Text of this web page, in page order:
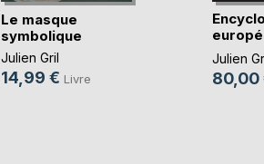
Le masque
symbolique
Julien Gril
14,99 € Livre
arts
Julien
80,00